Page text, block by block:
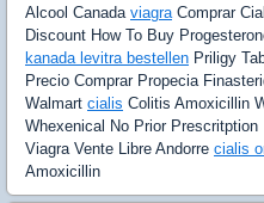
Alcool Canada viagraComprar
Discount How To Buy
kanada levitra bestellen Priligy
Precio Comprar Propecia
Walmart cialis Colitis Amoxicillin
Whexenical No Prior Prescritption
Viagra Vente Libre Andorre cialis
Amoxicillin